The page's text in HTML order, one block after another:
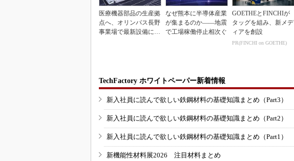
医療機器部品の生産拠
点へ、オリンパス長野
事業場で最新設備に機
なぜ熊本に半導体産業
が集まるのか――地震
で工場稼働停止相次ぐ
GOETHEとFINCHIが
タッグを組み、新メデ
ィアを創設
PR(FINCHI on GOETHE)
TechFactory ホワイトペーパー新着情報
新入社員に読んで欲しい鉄鋼材料の基礎知識まとめ（Part3）
新入社員に読んで欲しい鉄鋼材料の基礎知識まとめ（Part2）
新入社員に読んで欲しい鉄鋼材料の基礎知識まとめ（Part1）
新機能性材料展2026 注目材料まとめ